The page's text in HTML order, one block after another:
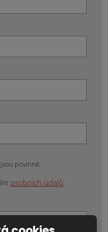
povinné.
osobních údajů.